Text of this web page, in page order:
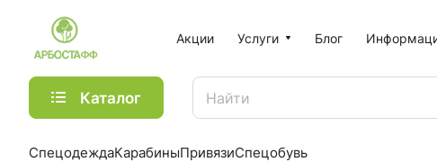
Акции Услуги Блог
Каталог
СпецодеждаКарабиныПривязиСпецобувь